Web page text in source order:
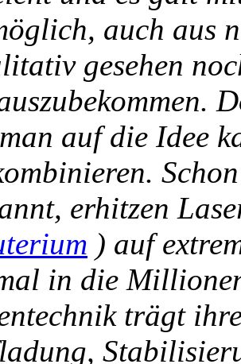
auch aus
gesehen
auf die Idee
erhitzen
) auf
in die
trägt